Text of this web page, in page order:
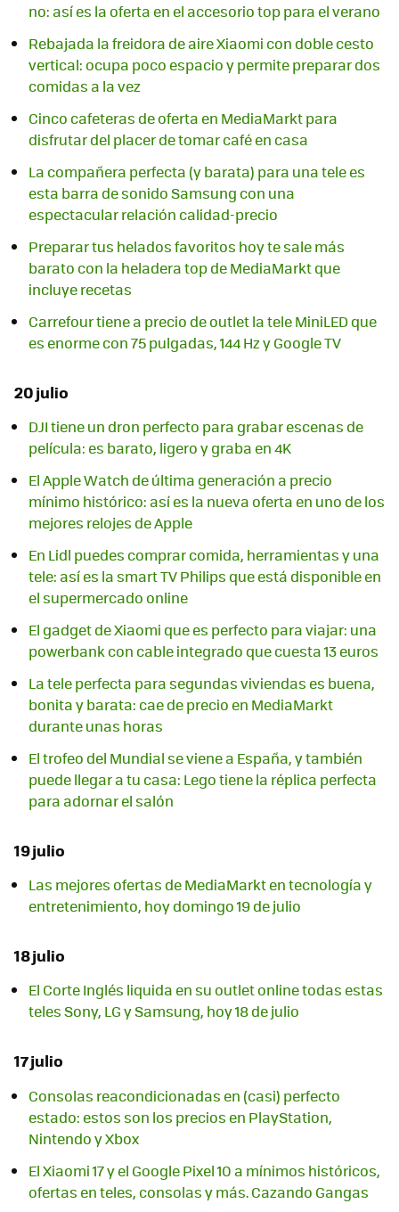
no: así es la oferta en el accesorio top para el verano
Rebajada la freidora de aire Xiaomi con doble cesto
vertical: ocupa poco espacio y permite preparar dos
comidas a la vez
Cinco cafeteras de oferta en MediaMarkt para
disfrutar del placer de tomar café en casa
La compañera perfecta (y barata) para una tele es
esta barra de sonido Samsung con una
espectacular relación calidad-precio
Preparar tus helados favoritos hoy te sale más
barato con la heladera top de MediaMarkt que
incluye recetas
Carrefour tiene a precio de outlet la tele MiniLED que
es enorme con 75 pulgadas, 144 Hz y Google TV
20 julio
DJI tiene un dron perfecto para grabar escenas de
película: es barato, ligero y graba en 4K
El Apple Watch de última generación a precio
mínimo histórico: así es la nueva oferta en uno de los
mejores relojes de Apple
En Lidl puedes comprar comida, herramientas y una
tele: así es la smart TV Philips que está disponible en
el supermercado online
El gadget de Xiaomi que es perfecto para viajar: una
powerbank con cable integrado que cuesta 13 euros
La tele perfecta para segundas viviendas es buena,
bonita y barata: cae de precio en MediaMarkt
durante unas horas
El trofeo del Mundial se viene a España, y también
puede llegar a tu casa: Lego tiene la réplica perfecta
para adornar el salón
19 julio
Las mejores ofertas de MediaMarkt en tecnología y
entretenimiento, hoy domingo 19 de julio
18 julio
El Corte Inglés liquida en su outlet online todas estas
teles Sony, LG y Samsung, hoy 18 de julio
17 julio
Consolas reacondicionadas en (casi) perfecto
estado: estos son los precios en PlayStation,
Nintendo y Xbox
El Xiaomi 17 y el Google Pixel 10 a mínimos históricos,
ofertas en teles, consolas y más. Cazando Gangas